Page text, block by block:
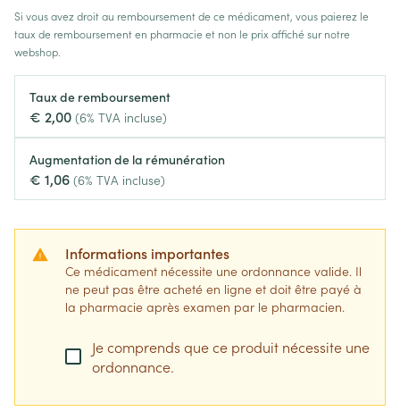
Si vous avez droit au remboursement de ce médicament, vous paierez le
taux de remboursement en pharmacie et non le prix affiché sur notre
webshop.
Taux de remboursement
€ 2,00 (6% TVA incluse)
Augmentation de la rémunération
€ 1,06 (6% TVA incluse)
Informations importantes
Ce médicament nécessite une ordonnance valide. Il
ne peut pas être acheté en ligne et doit être payé à
la pharmacie après examen par le pharmacien.
Je comprends que ce produit nécessite une
ordonnance.